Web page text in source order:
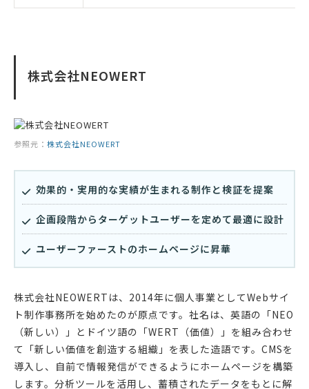
株式会社NEOWERT
参照元： 株式会社NEOWERT
効果的・実用的な実績が生まれる制作と検証を提案
企画段階からターゲットユーザーを定めて最適に設計
ユーザーファーストのホームページに昇華
株式会社NEOWERTは、2014年に個人事業としてWebサイ
ト制作事務所を始めたのが原点です。社名は、英語の「NEO
（新しい）」とドイツ語の「WERT（価値）」を組み合わせ
て「新しい価値を創造する組織」を表した造語です。CMSを
導入し、自前で情報発信ができるようにホームページを構築
します。分析ツールを活用し、蓄積されたデータをもとに解